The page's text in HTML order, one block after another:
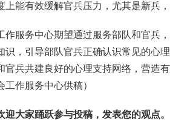
上能有效缓解官兵压力，尤其是新兵
作服务中心期望通过服务部队和官兵
识，引导部队官兵正确认识常见的心
官兵共建良好的心理支持网络，营造
作服务中心供稿）
迎大家踊跃参与投稿，发表您的观点。